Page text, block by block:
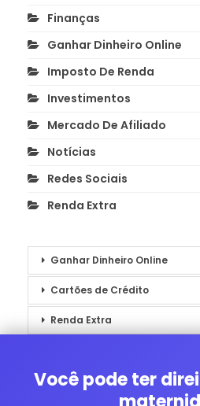
Finanças
Ganhar Dinheiro Online
Imposto De Renda
Investimentos
Mercado De Afiliado
Notícias
Redes Sociais
Renda Extra
Ganhar Dinheiro Online
Cartões de Crédito
Renda Extra
Você pode ter